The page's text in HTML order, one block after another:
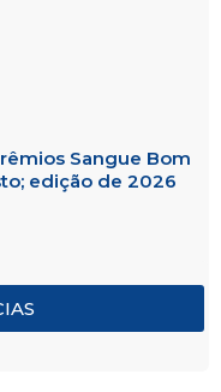
Sangue Bom
edição de 2026